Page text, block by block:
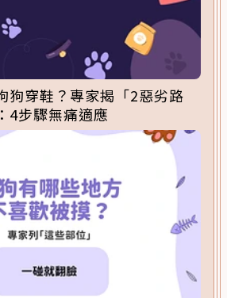
狗穿鞋？專家揭「2惡劣路
4步驟無痛適應